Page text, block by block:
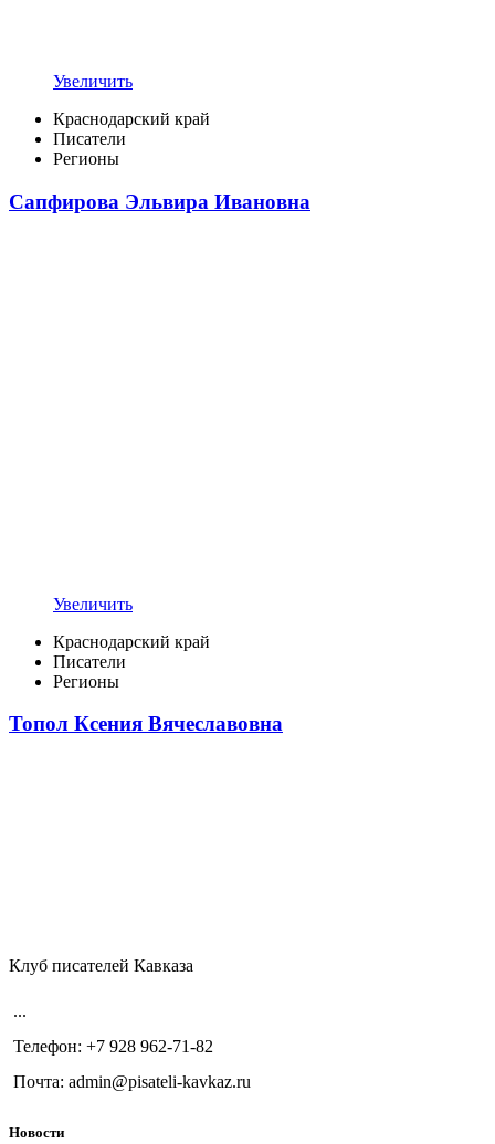
Увеличить
Краснодарский край
Писатели
Регионы
Сапфирова Эльвира Ивановна
Увеличить
Краснодарский край
Писатели
Регионы
Топол Ксения Вячеславовна
Клуб писателей Кавказа
...
Телефон: +7 928 962-71-82
Почта: admin@pisateli-kavkaz.ru
Новости